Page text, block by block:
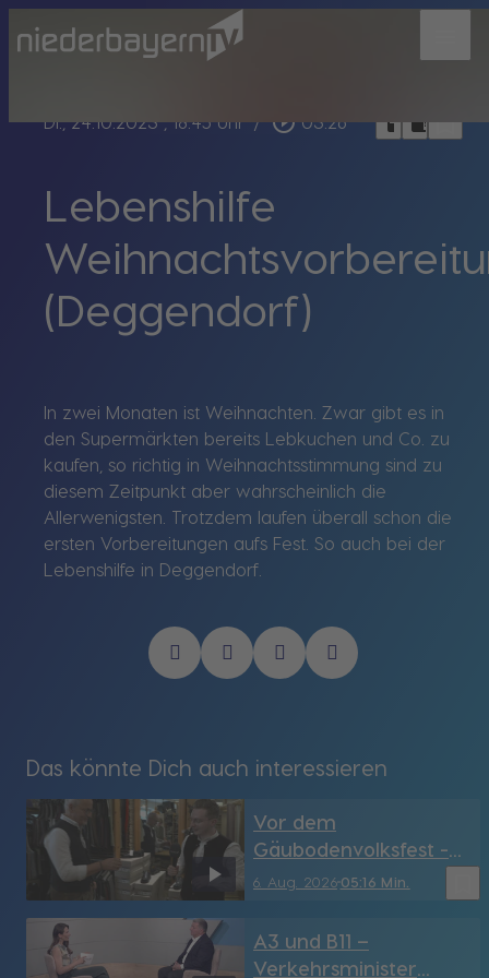
Di., 24.10.2023, 18:45 Uhr / play_circle_outline 03:26 headphoneschrome_reader_modebookmark_border
Lebenshilfe
(Deggendorf)
In zwei Monaten ist Weihnachten. Zwar gibt es in
den Supermärkten bereits Lebkuchen und Co. zu
kaufen, so richtig in Weihnachtsstimmung sind zu
diesem Zeitpunkt aber wahrscheinlich die
Allerwenigsten. Trotzdem laufen überall schon die
ersten Vorbereitungen aufs Fest. So auch bei der
Lebenshilfe in Deggendorf.
Das könnte Dich auch interessieren
6. Aug. 202605:16 Min.
Vor dem
Gäubodenvolksfest -
Lederhosn-Check in
A3 und B11 –
Verkehrsminister